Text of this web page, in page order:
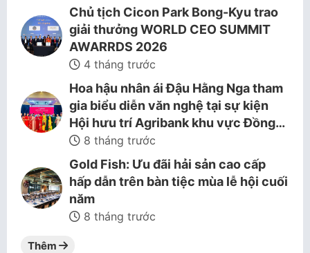
Chủ tịch Cicon Park Bong-Kyu trao
giải thưởng WORLD CEO SUMMIT
AWARRDS 2026
4 tháng trước
Hoa hậu nhân ái Đậu Hằng Nga tham
gia biểu diễn văn nghệ tại sự kiện
Hội hưu trí Agribank khu vực Đồng…
8 tháng trước
Gold Fish: Ưu đãi hải sản cao cấp
hấp dẫn trên bàn tiệc mùa lễ hội cuối
năm
8 tháng trước
Thêm